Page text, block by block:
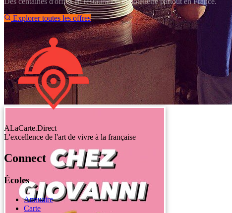
Explorer toutes les offres
ALaCarte.Direct
L'excellence de l'art de vivre à la française
Connect
Écoles
Annuaire
Carte